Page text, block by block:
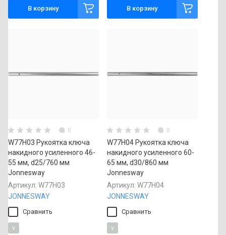
В корзину В корзину
0
W77H03 Рукоятка ключа
накидного усиленного 46-
55 мм, d25/760 мм
Jonnesway
Артикул: W77H03
JONNESWAY
Сравнить
v
0
W77H04 Рукоятка ключа
накидного усиленного 60-
65 мм, d30/860 мм
Jonnesway
Артикул: W77H04
JONNESWAY
Сравнить
v